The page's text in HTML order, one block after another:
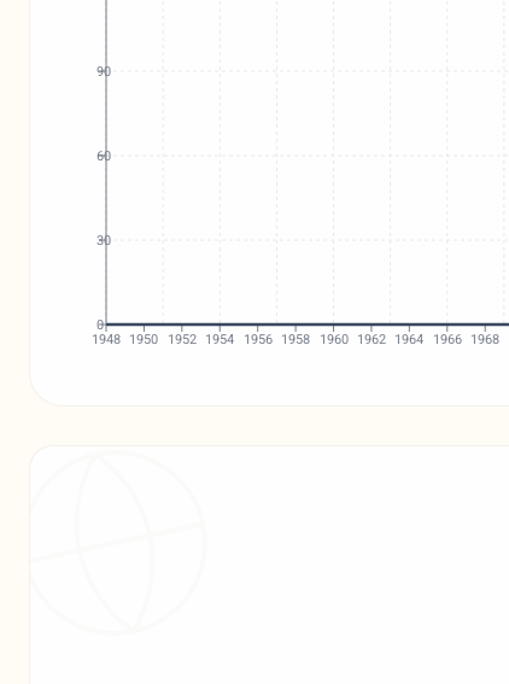
1948 1950 1952 1954 1956 1958 1960 1962 1964 1966 1968
0
30
60
90